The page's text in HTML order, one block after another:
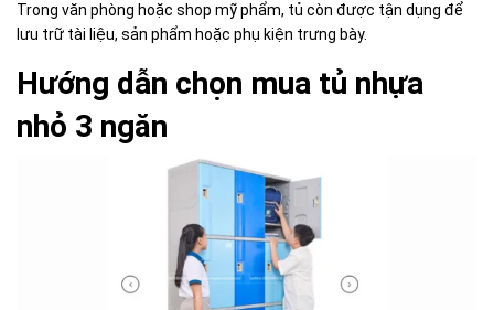
Trong văn phòng hoặc shop mỹ phẩm, tủ còn được tận dụng để
lưu trữ tài liệu, sản phẩm hoặc phụ kiện trưng bày.
Hướng dẫn chọn mua tủ nhựa
nhỏ 3 ngăn